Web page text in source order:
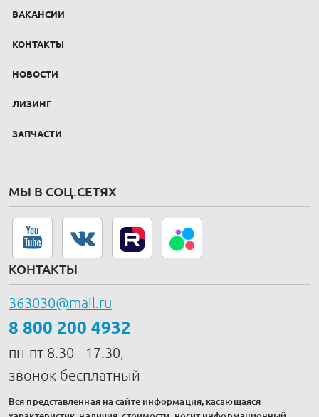
ВАКАНСИИ
КОНТАКТЫ
НОВОСТИ
ЛИЗИНГ
ЗАПЧАСТИ
МЫ В СОЦ.СЕТЯХ
КОНТАКТЫ
363030@mail.ru
8 800 200 4932
пн-пт 8.30 - 17.30,
звонок бесплатный
Вся представленная на сайте информация, касающаяся